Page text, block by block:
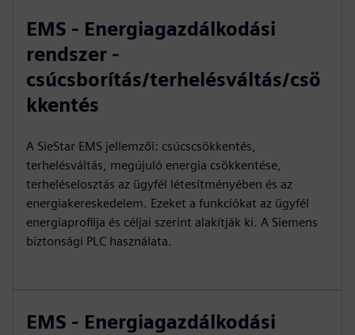
EMS - Energiagazdálkodási
rendszer -
csúcsborítás/terhelésváltás/csö
kkentés
A SieStar EMS jellemzői: csúcscsökkentés,
terhelésváltás, megújuló energia csökkentése,
terheléselosztás az ügyfél létesítményében és az
energiakereskedelem. Ezeket a funkciókat az ügyfél
energiaprofilja és céljai szerint alakítják ki. A Siemens
biztonsági PLC használata.
EMS - Energiagazdálkodási